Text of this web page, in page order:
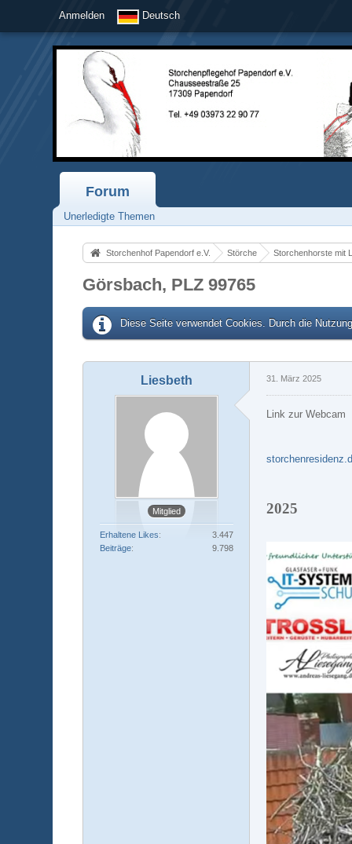
Anmelden Deutsch
Forum
Unerledigte Themen
Storchenhof Papendorf e.V. Störche Storchenhorste mit
Görsbach, PLZ 99765
Diese Seite verwendet Cookies. Durch die
Liesbeth
Mitglied
Erhaltene Likes
3.447
Beiträge
9.798
31. März 2025
Link zur Webcam
2025